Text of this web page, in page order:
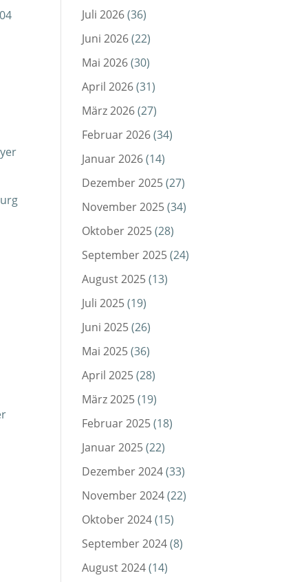
Juli 2026(36)
Juni 2026(22)
Mai 2026(30)
April 2026(31)
März 2026(27)
Februar 2026(34)
Januar 2026(14)
Dezember 2025(27)
November 2025(34)
Oktober 2025(28)
September 2025(24)
August 2025(13)
Juli 2025(19)
Juni 2025(26)
Mai 2025(36)
April 2025(28)
März 2025(19)
Februar 2025(18)
Januar 2025(22)
Dezember 2024(33)
November 2024(22)
Oktober 2024(15)
September 2024(8)
August 2024(14)